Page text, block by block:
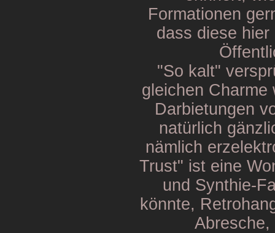
Formationen
dass diese
"So kalt"
gleichen Charme
Darbietungen
natürlich
nämlich
Trust" ist eine
und Synthie-
könnte,